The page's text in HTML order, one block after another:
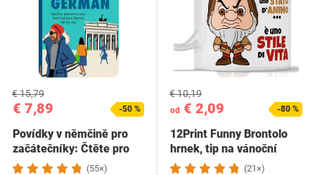
€ 7,89
€ 15,79
-50 %
Povídky v němčině pro
začátečníky: Čtěte pro
radost na své…(55×)
od € 2,09
€ 10,19
-80 %
12Print Funny Brontolo
hrnek, tip na vánoční
dárek a…
(21×)